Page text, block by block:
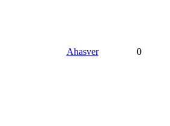
Ahasver 0